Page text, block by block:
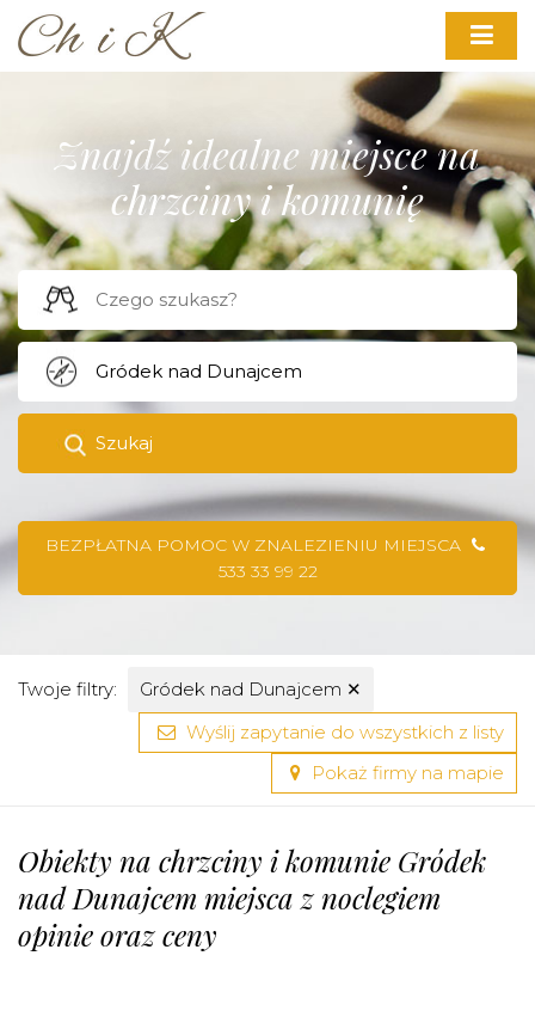
Znajdź idealne miejsce na
chrzciny i komunię
Szukaj
BEZPŁATNA POMOC W ZNALEZIENIU MIEJSCA
533 33 99 22
Twoje filtry: Gródek nad Dunajcem ✕
Wyślij zapytanie do wszystkich z listy
Pokaż firmy na mapie
Obiekty na chrzciny i komunie Gródek
nad Dunajcem miejsca z noclegiem
opinie oraz ceny